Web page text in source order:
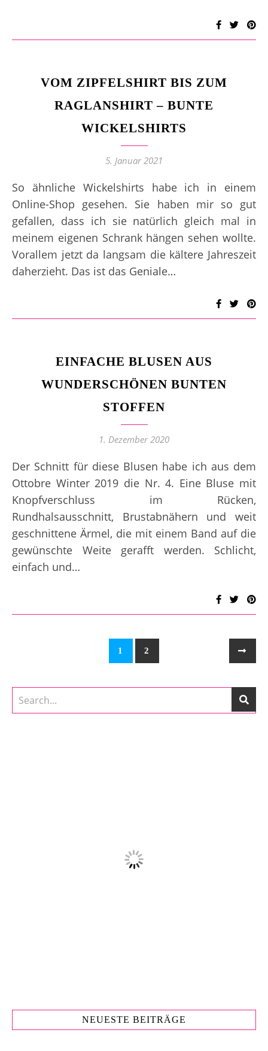
VOM ZIPFELSHIRT BIS ZUM
RAGLANSHIRT – BUNTE
WICKELSHIRTS
5. Januar 2021
So ähnliche Wickelshirts habe ich in einem
Online-Shop gesehen. Sie haben mir so gut
gefallen, dass ich sie natürlich gleich mal in
meinem eigenen Schrank hängen sehen wollte.
Vorallem jetzt da langsam die kältere Jahreszeit
daherzieht. Das ist das Geniale…
EINFACHE BLUSEN AUS
WUNDERSCHÖNEN BUNTEN
STOFFEN
1. Dezember 2020
Der Schnitt für diese Blusen habe ich aus dem
Ottobre Winter 2019 die Nr. 4. Eine Bluse mit
Knopfverschluss im Rücken,
Rundhalsausschnitt, Brustabnähern und weit
geschnittene Ärmel, die mit einem Band auf die
gewünschte Weite gerafft werden. Schlicht,
einfach und…
1 2
NEUESTE BEITRÄGE